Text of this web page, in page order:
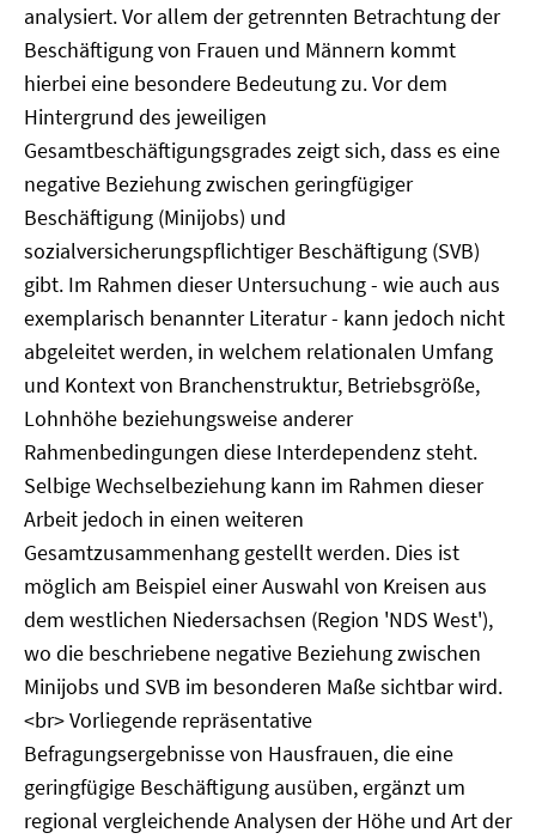
analysiert. Vor allem der getrennten Betrachtung der
Beschäftigung von Frauen und Männern kommt
hierbei eine besondere Bedeutung zu. Vor dem
Hintergrund des jeweiligen
Gesamtbeschäftigungsgrades zeigt sich, dass es eine
negative Beziehung zwischen geringfügiger
Beschäftigung (Minijobs) und
sozialversicherungspflichtiger Beschäftigung (SVB)
gibt. Im Rahmen dieser Untersuchung - wie auch aus
exemplarisch benannter Literatur - kann jedoch nicht
abgeleitet werden, in welchem relationalen Umfang
und Kontext von Branchenstruktur, Betriebsgröße,
Lohnhöhe beziehungsweise anderer
Rahmenbedingungen diese Interdependenz steht.
Selbige Wechselbeziehung kann im Rahmen dieser
Arbeit jedoch in einen weiteren
Gesamtzusammenhang gestellt werden. Dies ist
möglich am Beispiel einer Auswahl von Kreisen aus
dem westlichen Niedersachsen (Region 'NDS West'),
wo die beschriebene negative Beziehung zwischen
Minijobs und SVB im besonderen Maße sichtbar wird.
<br> Vorliegende repräsentative
Befragungsergebnisse von Hausfrauen, die eine
geringfügige Beschäftigung ausüben, ergänzt um
regional vergleichende Analysen der Höhe und Art der